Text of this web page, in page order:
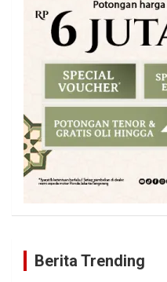
Berita Trending